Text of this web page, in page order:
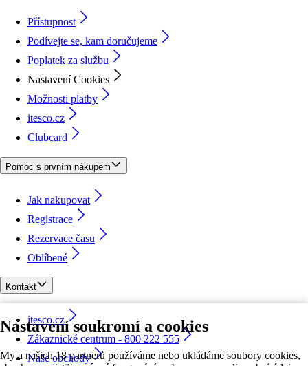
Nastavení soukromí a cookies
My a našich 18 partnerů používáme nebo ukládáme soubory cookies,
Přístupnost
Podívejte se, kam doručujeme
Poplatek za službu
Nastavení Cookies
Možnosti platby
itesco.cz
Clubcard
Pomoc s prvním nákupem
Jak nakupovat
Registrace
Rezervace času
Oblíbené
Kontakt
itesco.cz
Zákaznické centrum - 800 222 555
Naše obchody